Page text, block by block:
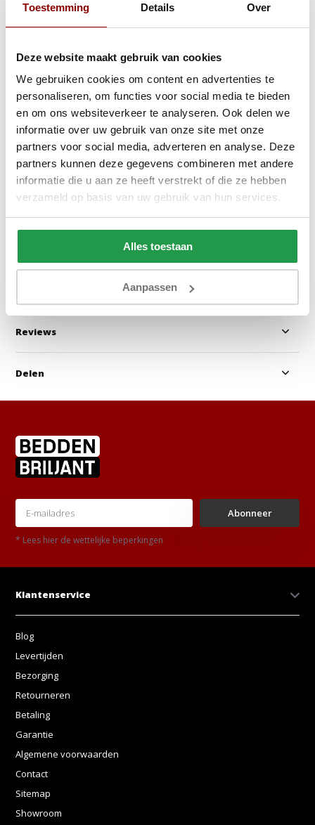
Toestemming Details Over
Deze website maakt gebruik van cookies
We gebruiken cookies om content en advertenties te
personaliseren, om functies voor social media te bieden
en om ons websiteverkeer te analyseren. Ook delen we
informatie over uw gebruik van onze site met onze
partners voor social media, adverteren en analyse. Deze
partners kunnen deze gegevens combineren met andere
informatie die u aan ze heeft verstrekt of die ze hebben
verzameld op basis van uw gebruik van hun services.
Alles toestaan
Aanpassen
Jersey Splittopper Hoeslaken
Antraciet
1 tot 2 werkdagen
Bekijken
Jersey Topper
Topper
1 tot 2
Bekijken
Reviews
Delen
Abonneer
* Lees hier de wettelijke beperkingen
Klantenservice
Blog
Levertijden
Bezorging
Retourneren
Betaling
Garantie
Algemene voorwaarden
Contact
Sitemap
Showroom